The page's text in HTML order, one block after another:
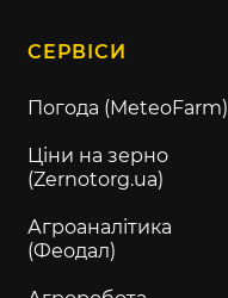
СЕРВІСИ
Погода (MeteoFarm)
Ціни на зерно
(Zernotorg.ua)
Агроаналітика
(Феодал)